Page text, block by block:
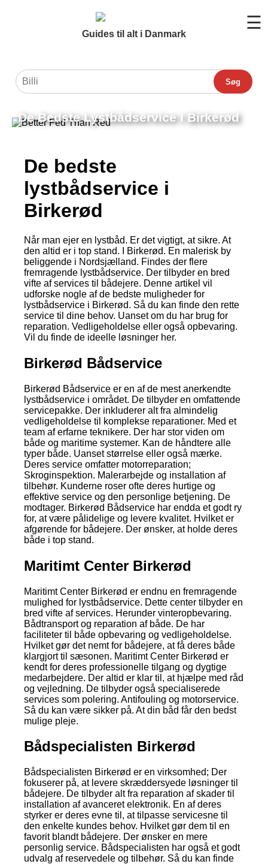
Guides til alt i Danmark
☰
Søg
De Bedste Lystbådservice I Birkerød
De bedste
lystbådservice i
Birkerød
Når man ejer en lystbåd. Er det vigtigt, at sikre. At
den altid er i top stand. I Birkerød. En malerisk by
beliggende i Nordsjælland. Findes der flere
fremragende lystbådservice. Der tilbyder en bred
vifte af services til bådejere. Denne artikel vil
udforske nogle af de bedste muligheder for
lystbådservice i Birkerød. Så du kan finde den rette
service til dine behov. Uanset om du har brug for
reparation. Vedligeholdelse eller også opbevaring.
Vil du finde de ideelle løsninger her.
Birkerød Bådservice
Birkerød Bådservice er en af de mest anerkendte
lystbådservice i området. De tilbyder en omfattende
servicepakke. Der inkluderer alt fra almindelig
vedligeholdelse til komplekse reparationer. Med et
team af erfarne teknikere. Der har stor viden om
både og maritime systemer. Kan de håndtere alle
typer både. Uanset størrelse eller også mærke.
Deres service omfatter motorreparation;
Skroginspektion. Malerarbejde og installation af
tilbehør. Kunderne roser ofte deres hurtige og
effektive service og den personlige betjening. De
modtager. Birkerød Bådservice har endda et godt ry
for, at være pålidelige og levere kvalitet. Hvilket er
afgørende for bådejere. Der ønsker, at holde deres
både i top stand.
Maritimt Center Birkerød
Maritimt Center Birkerød er endnu en fremragende
mulighed for lystbådservice. Dette center tilbyder en
bred vifte af services. Herunder vinteropbevaring.
Bådtransport og reparation af både. De har
faciliteter til både opbevaring og vedligeholdelse.
Hvilket gør det nemt for bådejere, at få deres både
klargjort til sæsonen. Maritimt Center Birkerød er
kendt for deres professionelle tilgang og dygtige
medarbejdere. Der altid er klar til, at hjælpe med råd
og vejledning. De tilbyder også specialiserede
services som polering. Antifouling og motorservice.
Så du kan være sikker på. At din båd får den bedst
mulige pleje.
Bådspecialisten Birkerød
Bådspecialisten Birkerød er en virksomhed; Der
fokuserer på, at levere skræddersyede løsninger til
bådejere. De tilbyder alt fra reparation af skader til
installation af avanceret elektronik. En af deres
styrker er deres evne til, at tilpasse servicesne til
den enkelte kundes behov. Hvilket gør dem til en
favorit blandt bådejere. Der ønsker en mere
personlig service. Bådspecialisten har også et godt
udvalg af reservedele og tilbehør. Så du kan finde